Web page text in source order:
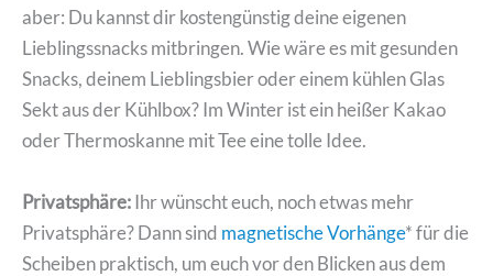
aber: Du kannst dir kostengünstig deine eigenen
Lieblingssnacks mitbringen. Wie wäre es mit gesunden
Snacks, deinem Lieblingsbier oder einem kühlen Glas
Sekt aus der Kühlbox? Im Winter ist ein heißer Kakao
oder Thermoskanne mit Tee eine tolle Idee.
Privatsphäre:Ihr wünscht euch, noch etwas mehr
Privatsphäre? Dann sind magnetische Vorhänge* für die
Scheiben praktisch, um euch vor den Blicken aus dem